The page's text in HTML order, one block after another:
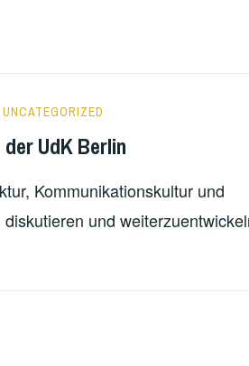
UNCATEGORIZED
UdK Berlin
Kommunikationskultur und
und